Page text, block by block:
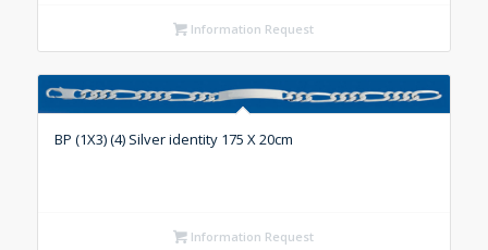
Information Request
BP (1X3) (4) Silver identity 175 X 20cm
Information Request